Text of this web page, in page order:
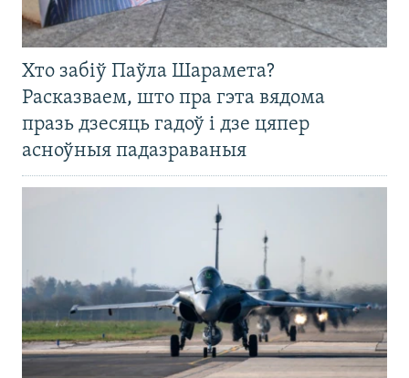
Хто забіў Паўла Шарамета?
Расказваем, што пра гэта вядома
празь дзесяць гадоў і дзе цяпер
асноўныя падазраваныя